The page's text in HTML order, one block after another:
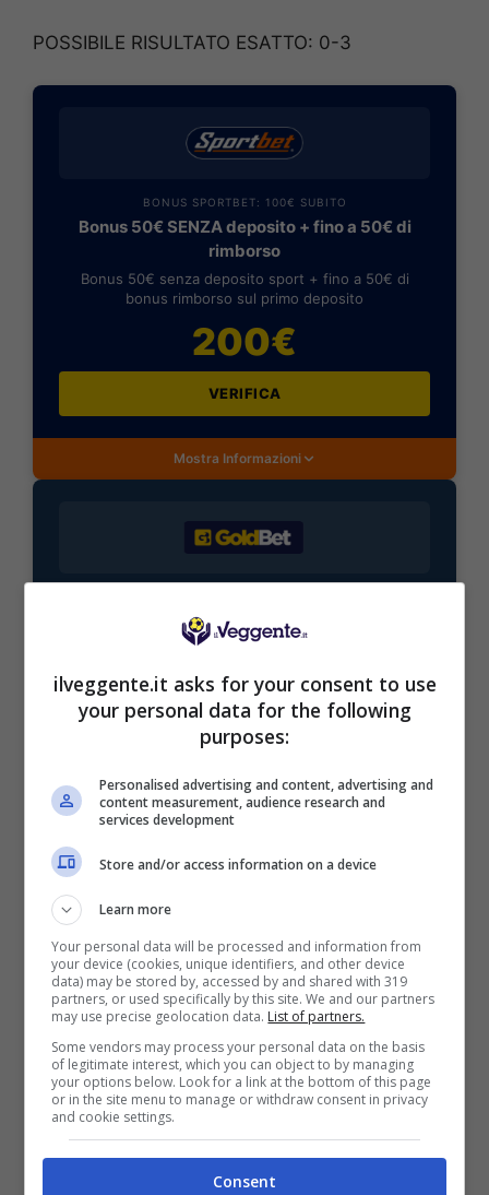
POSSIBILE RISULTATO ESATTO: 0-3
BONUS SPORTBET: 100€ SUBITO
Bonus 50€ SENZA deposito + fino a 50€ di
rimborso
Bonus 50€ senza deposito sport + fino a 50€ di
bonus rimborso sul primo deposito
200€
VERIFICA
Mostra Informazioni
Fino a 2050€ sport e casino
Per i nuovi registrati: 100% fino a 2.000€ in Bonus
2050€
Mostra Informazioni
BONUS BENVENUTO LOTTOMATICA: 2050€
Fino a 2050€ bonus scommesse e sport
Per i nuovi utenti della piattaforma: 100% fino a 50€ in
Bonus Scommesse + 100% fino a 2000€ in Bonus
Sport
2050€
ilveggente.it asks for your consent to use
your personal data for the following
purposes:
Personalised advertising and content, advertising and
content measurement, audience research and
services development
Store and/or access information on a device
Learn more
Your personal data will be processed and information from
your device (cookies, unique identifiers, and other device
data) may be stored by, accessed by and shared with 319
partners, or used specifically by this site. We and our partners
may use precise geolocation data. List of partners.
Some vendors may process your personal data on the basis
of legitimate interest, which you can object to by managing
your options below. Look for a link at the bottom of this page
or in the site menu to manage or withdraw consent in privacy
and cookie settings.
Consent